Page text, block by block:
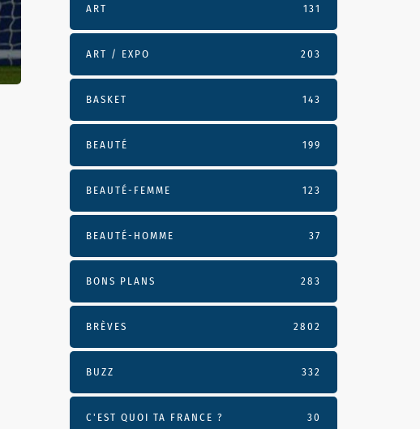
ART 131
ART / EXPO 203
BASKET 143
BEAUTÉ 199
BEAUTÉ-FEMME 123
BEAUTÉ-HOMME 37
BONS PLANS 283
BRÈVES 2802
BUZZ 332
C'EST QUOI TA FRANCE ? 30